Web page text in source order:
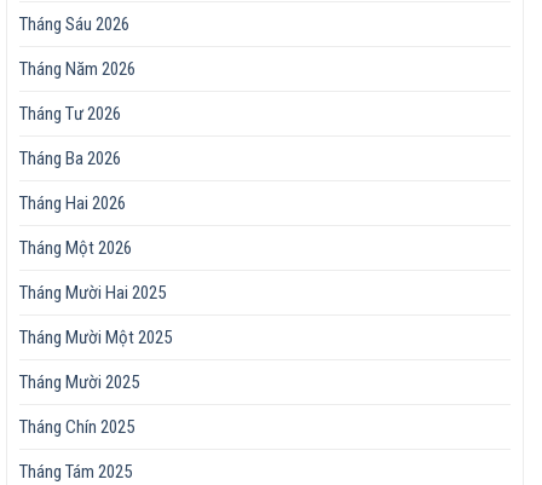
Tháng Sáu 2026
Tháng Năm 2026
Tháng Tư 2026
Tháng Ba 2026
Tháng Hai 2026
Tháng Một 2026
Tháng Mười Hai 2025
Tháng Mười Một 2025
Tháng Mười 2025
Tháng Chín 2025
Tháng Tám 2025